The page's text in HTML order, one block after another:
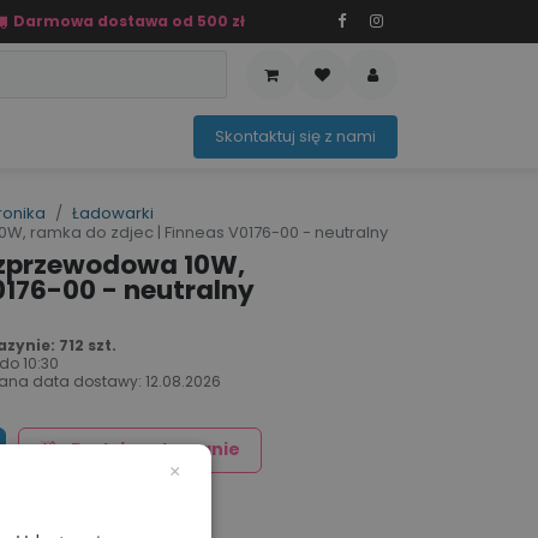
Darmowa dostawa od 500 zł
OFERTA SEZONOWASko​ntaktuj ​​​​się z nami​​​​
Ładowarki
ramka do zdjec | Finneas V0176-00 - neutralny
10W,
00 - neutralny
712 szt.
10:30
data dostawy: 12.08.2026
Dodaj znakowanie
×